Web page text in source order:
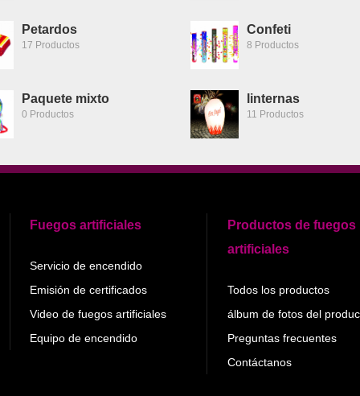
Petardos
17 Productos
Confeti
8 Productos
Paquete mixto
0 Productos
linternas
11 Productos
Fuegos artificiales
Servicio de encendido
Emisión de certificados
Video de fuegos artificiales
Equipo de encendido
Productos de fuegos
artificiales
Todos los productos
álbum de fotos del
Preguntas frecuentes
Contáctanos